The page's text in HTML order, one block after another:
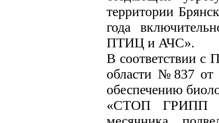
территории
года
ПТИЦ и АЧС».
В соответствии с
области №837 от
обеспечению
«СТОП ГРИПП